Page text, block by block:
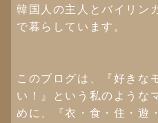
韓国人の主人とバイリン
で暮らしています。
このブログは、『好きな
い！』という私のような
めに、『衣・食・住・遊